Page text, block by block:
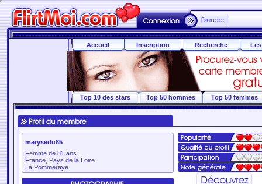
Accueil Inscription Recherche
Top 10 des stars Top 50 hommes Top 50 femmes
marysedu85
Femme de 81 ans
France, Pays de la Loire
La Pommeraye